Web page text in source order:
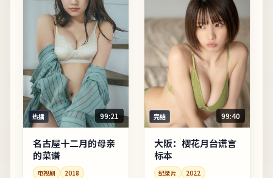
热播 99:21
名古屋十二月的母亲
的菜谱
电视剧 2018
完结 99:40
大阪：樱花月台谎言
标本
纪录片 2022